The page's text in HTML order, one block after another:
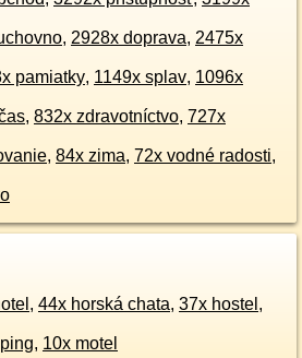
, 2928x doprava, 2475x
pamiatky, 1149x splav, 1096x
, 832x zdravotníctvo, 727x
, 84x zima, 72x vodné radosti,
, 44x horská chata, 37x hostel ,
, 10x motel